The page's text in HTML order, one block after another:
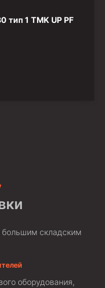
тип 1 TMK UP PF
складским
оборудования,